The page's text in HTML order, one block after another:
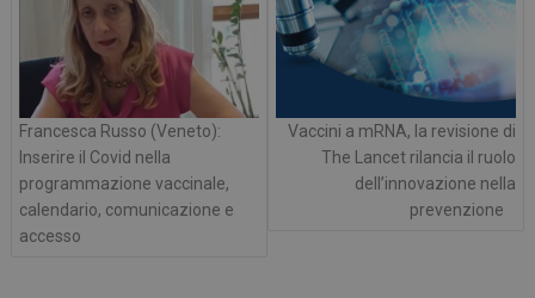
Francesca Russo (Veneto):
Inserire il Covid nella
programmazione vaccinale,
calendario, comunicazione e
accesso
Vaccini a mRNA, la revisione di
The Lancet rilancia il ruolo
dell’innovazione nella
prevenzione